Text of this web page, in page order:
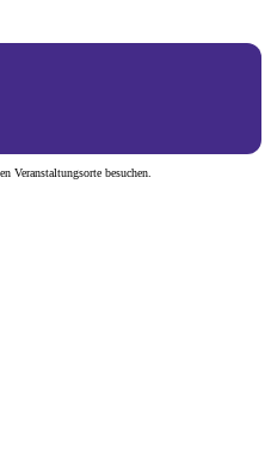
Veranstaltungsorte besuchen.